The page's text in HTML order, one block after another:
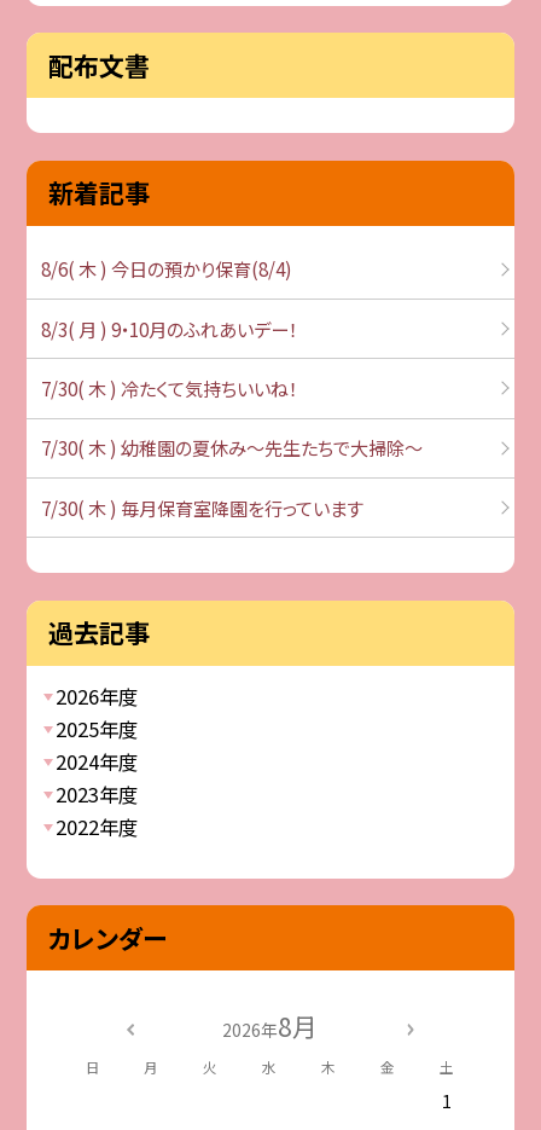
配布文書
新着記事
8/6( 木 ) 今日の預かり保育(8/4)
8/3( 月 ) 9・10月のふれあいデー！
7/30( 木 ) 冷たくて気持ちいいね！
7/30( 木 ) 幼稚園の夏休み～先生たちで大掃除～
7/30( 木 ) 毎月保育室降園を行っています
過去記事
2026年度
2025年度
2024年度
2023年度
2022年度
カレンダー
2026年8月
日 月 火 水 木 金 土
1